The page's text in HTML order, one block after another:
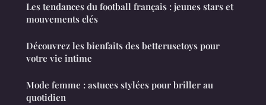
Les tendances du football français : jeunes stars et
mouvements clés
Découvrez les bienfaits des betterusetoys pour
votre vie intime
Mode femme : astuces stylées pour briller au
quotidien